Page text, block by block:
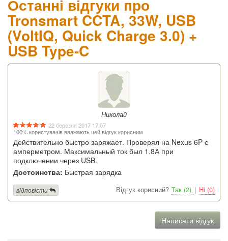
Останні відгуки про
Tronsmart CCTA, 33W, USB
(VoltIQ, Quick Charge 3.0) +
USB Type-C
Николай
22 березня 2017 17:07
100% користувачів вважають цей відгук корисним
Действительно быстро заряжает. Проверял на Nexus 6P с
амперметром. Максимальный ток был 1.8А при
подключении через USB.
Достоинства: Быстрая зарядка
Відгук корисний? Так (2) | Ні (0)
відповісти
Написати відгук